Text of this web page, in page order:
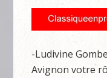
-Ludivine
Avignon votre